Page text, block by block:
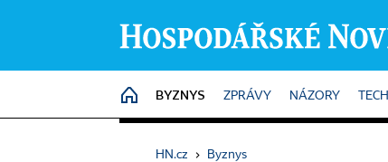
HOME
BYZNYS ZPRÁVY NÁZORY TECH
HN.cz › Byznys